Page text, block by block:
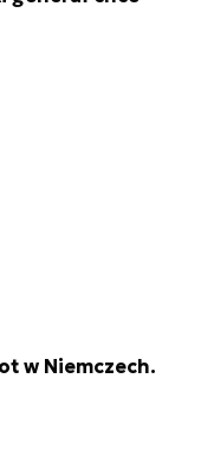
w Niemczech.